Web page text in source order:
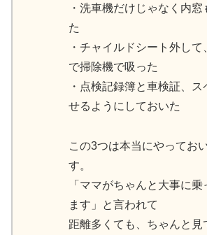
・洗車機だけじゃなく内
た
・チャイルドシート外して
で掃除機で吸った
・点検記録簿と車検証、
せるようにしておいた
この3つは本当にやってお
す。
「ママがちゃんと大事に
ます」と言われて
距離多くても、ちゃんと見